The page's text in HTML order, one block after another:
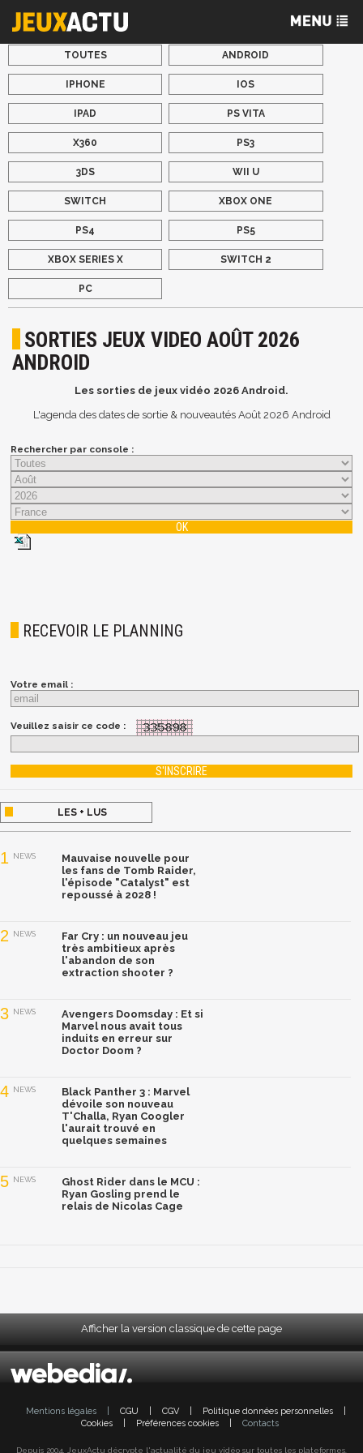
TOUTES ANDROID
IPHONE IOS
IPAD PS VITA
X360 PS3
3DS WII U
SWITCH XBOX ONE
PS4 PS5
XBOX SERIES X SWITCH 2
PC
SORTIES JEUX VIDEO AOÛT 2026
ANDROID
Les sorties de jeux vidéo 2026 Android.
L'agenda des dates de sortie & nouveautés Août 2026 Android
Rechercher par console :
RECEVOIR LE PLANNING
Votre email :
Veuillez saisir ce code :
LES + LUS
1 NEWS
Mauvaise nouvelle pour
les fans de Tomb Raider,
l'épisode "Catalyst" est
repoussé à 2028 !
2 NEWS
Far Cry : un nouveau jeu
très ambitieux après
l'abandon de son
extraction shooter ?
3 NEWS
Avengers Doomsday : Et si
Marvel nous avait tous
induits en erreur sur
Doctor Doom ?
4 NEWS
Black Panther 3 : Marvel
dévoile son nouveau
T'Challa, Ryan Coogler
l'aurait trouvé en
quelques semaines
5 NEWS
Ghost Rider dans le MCU :
Ryan Gosling prend le
relais de Nicolas Cage
Afficher la version classique de cette page
Mentions légales CGU CGV Politique données personnelles
Cookies
Préférences cookies Contacts
Depuis 2004, JeuxActu décrypte l'actualité du jeu vidéo sur toutes les plateformes.